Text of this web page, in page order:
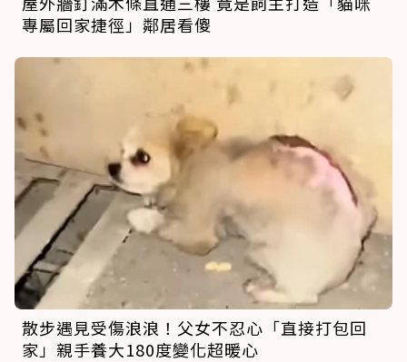
專屬回家捷徑」鄰居看傻
散步遇見受傷浪浪！父女不忍心「直接打包回
家」親手養大180度變化超暖心